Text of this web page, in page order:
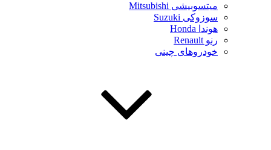
میتسوبیشی Mitsubishi
سوزوکی Suzuki
هوندا Honda
رنو Renault
خودروهای چینی